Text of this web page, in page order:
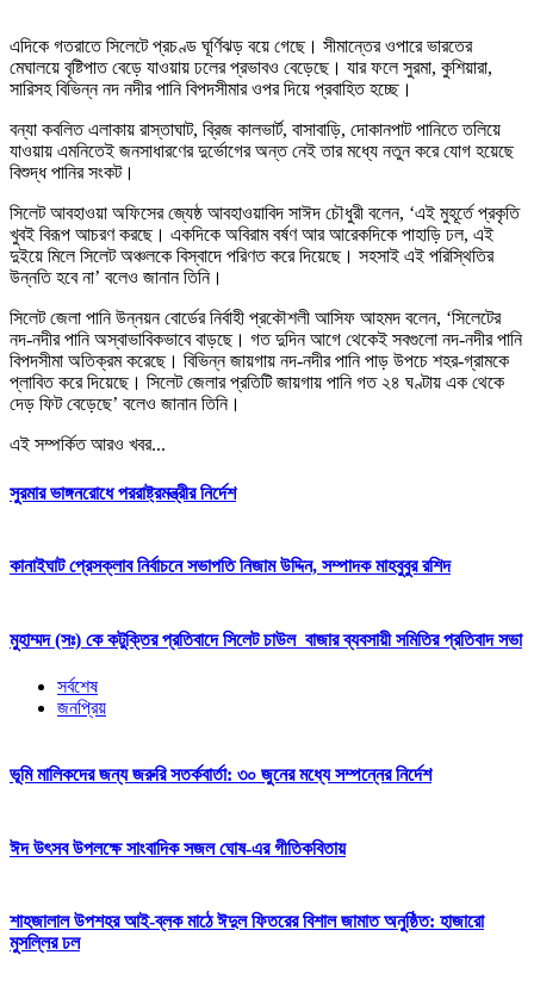
এদিকে গতরাতে সিলেটে প্রচণ্ড ঘূর্ণিঝড় বয়ে গেছে। সীমান্তের ওপারে ভারতের
মেঘালয়ে বৃষ্টিপাত বেড়ে যাওয়ায় ঢলের প্রভাবও বেড়েছে। যার ফলে সুরমা, কুশিয়ারা,
সারিসহ বিভিন্ন নদ নদীর পানি বিপদসীমার ওপর দিয়ে প্রবাহিত হচ্ছে।
বন্যা কবলিত এলাকায় রাস্তাঘাট, ব্রিজ কালভার্ট, বাসাবাড়ি, দোকানপাট পানিতে তলিয়ে
যাওয়ায় এমনিতেই জনসাধারণের দুর্ভোগের অন্ত নেই তার মধ্যে নতুন করে যোগ হয়েছে
বিশুদ্ধ পানির সংকট।
সিলেট আবহাওয়া অফিসের জ্যেষ্ঠ আবহাওয়াবিদ সাঈদ চৌধুরী বলেন, ‘এই মুহূর্তে প্রকৃতি
খুবই বিরূপ আচরণ করছে। একদিকে অবিরাম বর্ষণ আর আরেকদিকে পাহাড়ি ঢল, এই
দুইয়ে মিলে সিলেট অঞ্চলকে বিস্বাদে পরিণত করে দিয়েছে। সহসাই এই পরিস্থিতির
উন্নতি হবে না’ বলেও জানান তিনি।
সিলেট জেলা পানি উন্নয়ন বোর্ডের নির্বাহী প্রকৌশলী আসিফ আহমদ বলেন, ‘সিলেটের
নদ-নদীর পানি অস্বাভাবিকভাবে বাড়ছে। গত দুদিন আগে থেকেই সবগুলো নদ-নদীর পানি
বিপদসীমা অতিক্রম করেছে। বিভিন্ন জায়গায় নদ-নদীর পানি পাড় উপচে শহর-গ্রামকে
প্লাবিত করে দিয়েছে। সিলেট জেলার প্রতিটি জায়গায় পানি গত ২৪ ঘণ্টায় এক থেকে
দেড় ফিট বেড়েছে’ বলেও জানান তিনি।
এই সম্পর্কিত আরও খবর...
সুরমার ভাঙ্গনরোধে পররাষ্ট্রমন্ত্রীর নির্দেশ
কানাইঘাট প্রেসক্লাব নির্বাচনে সভাপতি নিজাম উদ্দিন, সম্পাদক মাহবুবুর রশিদ
মুহাম্মদ (সঃ) কে কটুক্তির প্রতিবাদে সিলেট চাউল বাজার ব্যবসায়ী সমিতির প্রতিবাদ সভা
সর্বশেষ
জনপ্রিয়
ভূমি মালিকদের জন্য জরুরি সতর্কবার্তা: ৩০ জুনের মধ্যে সম্পন্নের নির্দেশ
ঈদ উৎসব উপলক্ষে সাংবাদিক সজল ঘোষ-এর গীতিকবিতায়
শাহজালাল উপশহর আই-ব্লক মাঠে ঈদুল ফিতরের বিশাল জামাত অনুষ্ঠিত: হাজারো
মুসল্লির ঢল